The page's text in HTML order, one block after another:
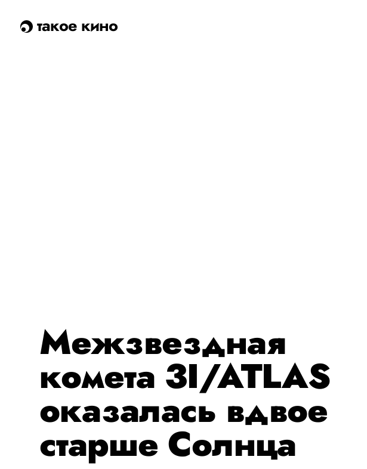
такое кино
Межзвездная
комета 3I/ATLAS
оказалась вдвое
старше Солнца